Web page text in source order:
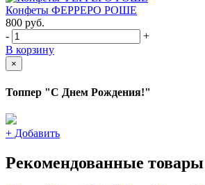
Конфеты ФЕРРЕРО РОШЕ
800 руб.
-
+
В корзину
×
Топпер "С Днем Рождения!"
+ Добавить
Рекомендованные товары